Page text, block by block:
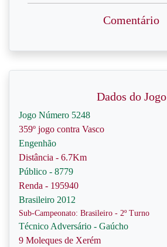
Comentário
Dados do Jogo
Jogo Número 5248
359º jogo contra Vasco
Engenhão
Distância - 6.7Km
Público - 8779
Renda - 195940
Brasileiro 2012
Sub-Campeonato: Brasileiro - 2º Turno
Técnico Adversário - Gaúcho
9 Moleques de Xerém